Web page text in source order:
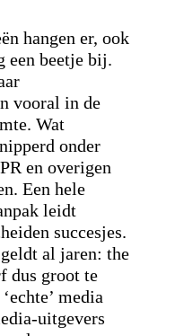
hangen er, ook
een beetje bij.
vooral in de
Wat
onder
en overigen
Een hele
leidt
succesjes.
al jaren: the
dus groot te
media
uitgevers